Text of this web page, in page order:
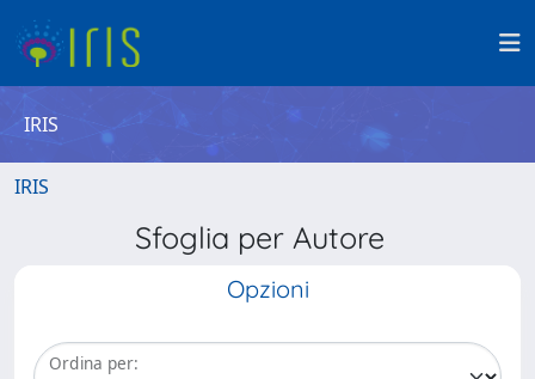
IRIS
IRIS
Sfoglia per Autore
Opzioni
Ordina per: